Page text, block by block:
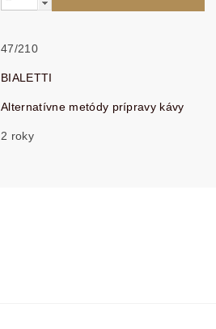
47/210
BIALETTI
Alternatívne metódy prípravy kávy
2 roky